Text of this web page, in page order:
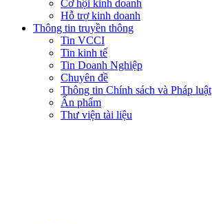
Cơ hội kinh doanh
Hỗ trợ kinh doanh
Thông tin truyền thông
Tin VCCI
Tin kinh tế
Tin Doanh Nghiệp
Chuyên đề
Thông tin Chính sách và Pháp luật
Ấn phẩm
Thư viện tài liệu